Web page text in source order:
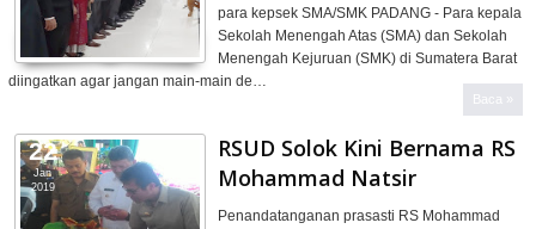
para kepsek SMA/SMK PADANG - Para kepala
Sekolah Menengah Atas (SMA) dan Sekolah
Menengah Kejuruan (SMK) di Sumatera Barat
diingatkan agar jangan main-main de…
Baca »
RSUD Solok Kini Bernama RS
Mohammad Natsir
Penandatanganan prasasti RS Mohammad
22
Jan
2019